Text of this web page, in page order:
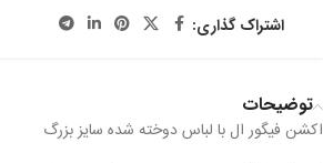
اشتراک گذاری:
توضیحات
اکشن فیگور ال با لباس دوخته شده سایز بزرگ